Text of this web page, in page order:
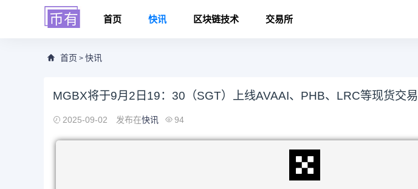
首页 快讯 区块链技术 交易所
首页 > 快讯
MGBX将于9月2日19：30（SGT）上线AVAAI、PHB、LRC等现货交易
2025-09-02 发布在快讯 94